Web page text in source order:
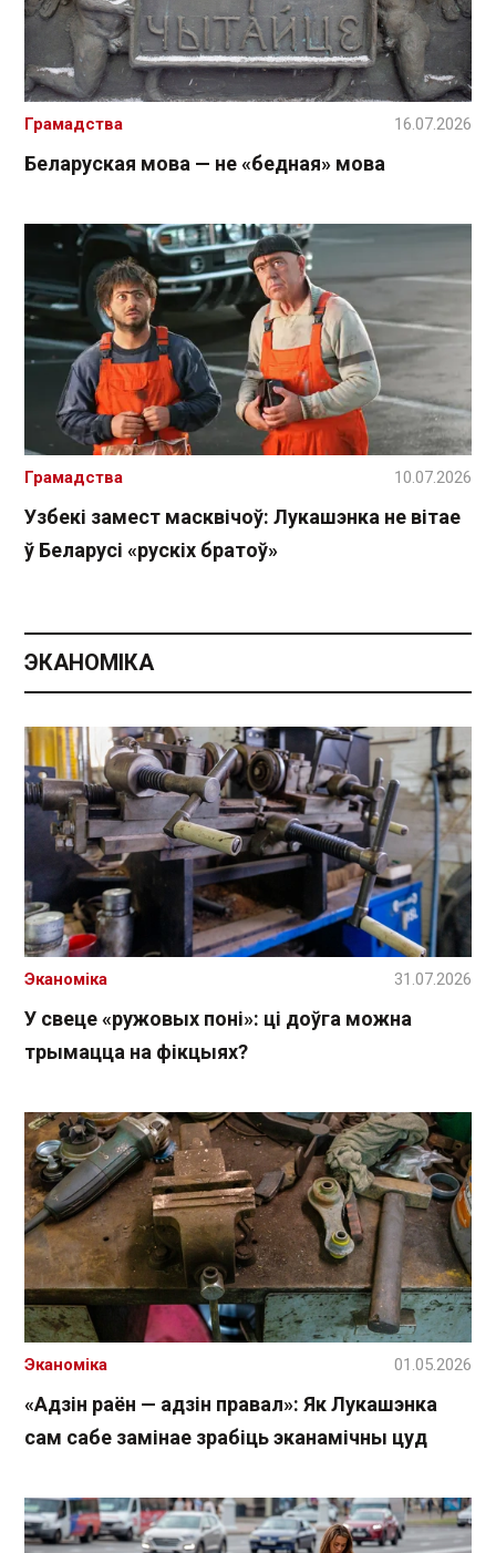
Беларуская мова — не «бедная» мова
Грамадства 16.07.2026
Узбекі замест масквічоў: Лукашэнка не вітае
ў Беларусі «рускіх братоў»
Грамадства 10.07.2026
ЭКАНОМІКА
У свеце «ружовых поні»: ці доўга можна
трымацца на фікцыях?
Эканоміка 31.07.2026
«Адзін раён — адзін правал»: Як Лукашэнка
сам сабе замінае зрабіць эканамічны цуд
Эканоміка 01.05.2026